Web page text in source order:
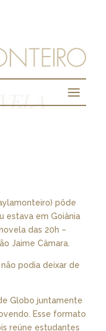
pôde
estava em Goiânia
das 20h –
Jaime Câmara.
podia deixar de
Globo juntamente
Esse formato
reúne estudantes